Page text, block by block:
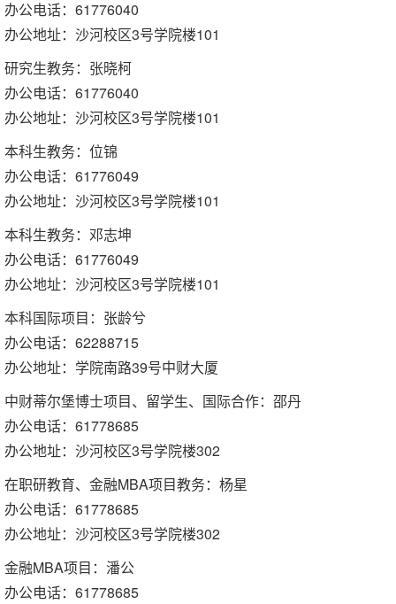
办公电话：61776040
办公地址：沙河校区3号学院楼101
研究生教务：张晓柯
办公电话：61776040
办公地址：沙河校区3号学院楼101
本科生教务：位锦
办公电话：61776049
办公地址：沙河校区3号学院楼101
本科生教务：邓志坤
办公电话：61776049
办公地址：沙河校区3号学院楼101
本科国际项目：张龄兮
办公电话：62288715
办公地址：学院南路39号中财大厦
中财蒂尔堡博士项目、留学生、国际合作：邵丹
办公电话：61778685
办公地址：沙河校区3号学院楼302
在职研教育、金融MBA项目教务：杨星
办公电话：61778685
办公地址：沙河校区3号学院楼302
金融MBA项目：潘公
办公电话：61778685